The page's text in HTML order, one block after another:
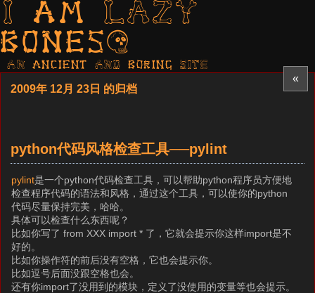
I am LAZY
bones?
AN ancient AND boring SITE
«
2009年 12月 23日 的归档
python代码风格检查工具──pylint
pylint是一个python代码检查工具，可以帮助python程序员方便地
检查程序代码的语法和风格，通过这个工具，可以使你的python
代码尽量保持完美，哈哈。
具体可以检查什么东西呢？
比如你写了 from XXX import * 了，它就会提示你这样import是不
好的。
比如你操作符的前后没有空格，它也会提示你。
比如逗号后面没跟空格也会。
还有你import了没用到的模块，定义了没使用的变量等也会提示。